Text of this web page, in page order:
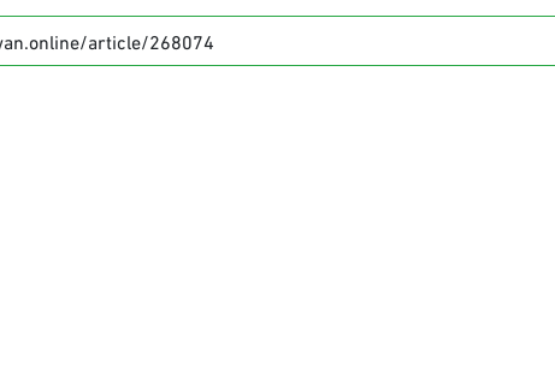
article/268074